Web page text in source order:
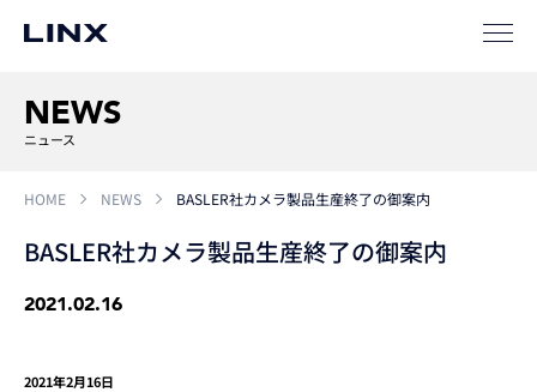
SIパートナー
NEWS
ニュース
HOME NEWS BASLER社カメラ製品生産終了の御案内
BASLER社カメラ製品生産終了の御案内
2021.02.16
2021年2月16日